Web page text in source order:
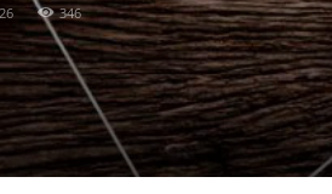
346